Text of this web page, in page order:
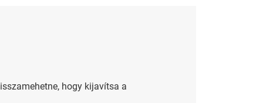
hogy kijavítsa a